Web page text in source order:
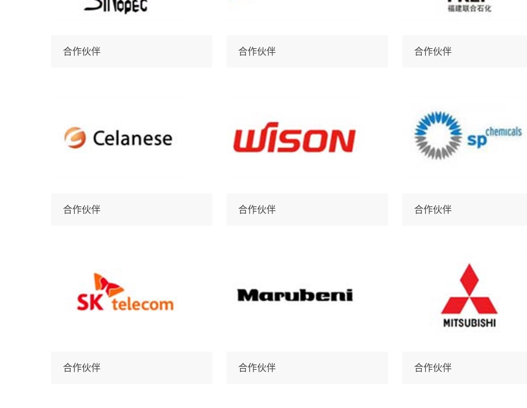
合作伙伴 合作伙伴 合作伙伴
合作伙伴 合作伙伴 合作伙伴
合作伙伴 合作伙伴 合作伙伴